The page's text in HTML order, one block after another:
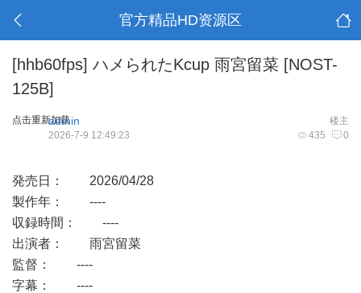
官方精品HD资源区
[hhb60fps] ハメられたKcup 雨宮留菜 [NOST-
125B]
点击重新加载 楼主
admin
435 0
2026-7-9 12:49:23
発売日： 2026/04/28
製作年： ----
収録時間： ----
出演者： 雨宮留菜
監督： ----
字幕： ----